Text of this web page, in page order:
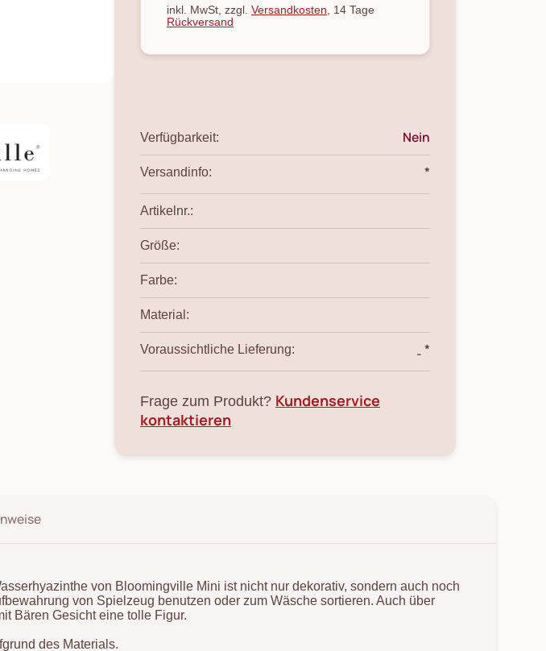
inkl. MwSt, zzgl. Versandkosten, 14 Tage
Rückversand
Verfügbarkeit: Nein
Versandinfo: *
Artikelnr.:
Größe:
Farbe:
Material:
Voraussichtliche Lieferung: -*
Frage zum Produkt? Kundenservice
kontaktieren
von Bloomingville Mini ist nicht nur dekorativ, sondern auch noch
von Spielzeug benutzen oder zum Wäsche sortieren. Auch über
Bären Gesicht eine tolle Figur.
des Materials.